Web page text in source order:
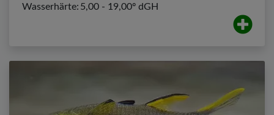
Wasserhärte: 5,00 - 19,00º dGH